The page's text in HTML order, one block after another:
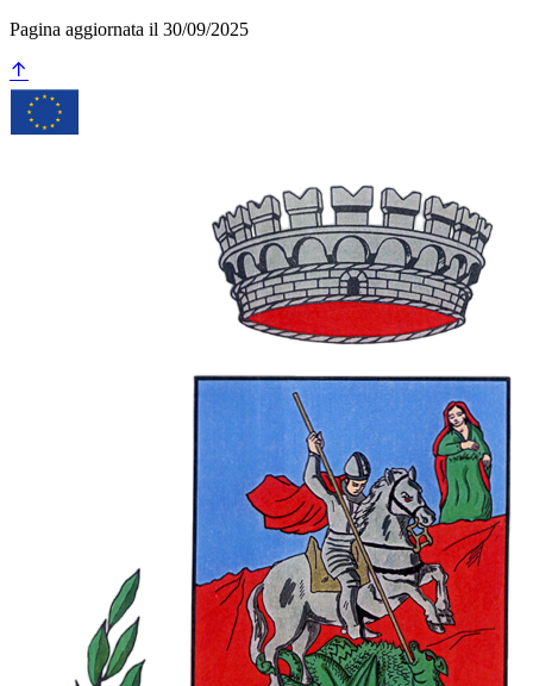
Pagina aggiornata il 30/09/2025